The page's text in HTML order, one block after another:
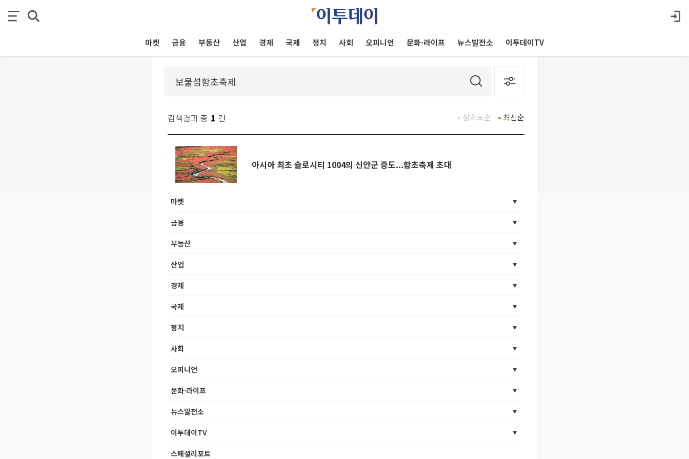
마켓 금융 부동산 산업 경제 국제 정치 사회 오피니언 문화·라이프 뉴스발전소 이투데이TV
검색결과 총 1 건 최신순
정확도순
아시아 최초 슬로시티 1004의 신안군 증도...함초축제 초대
마켓
금융
부동산
산업
경제
국제
정치
사회
오피니언
문화·라이프
뉴스발전소
이투데이TV
스페셜리포트